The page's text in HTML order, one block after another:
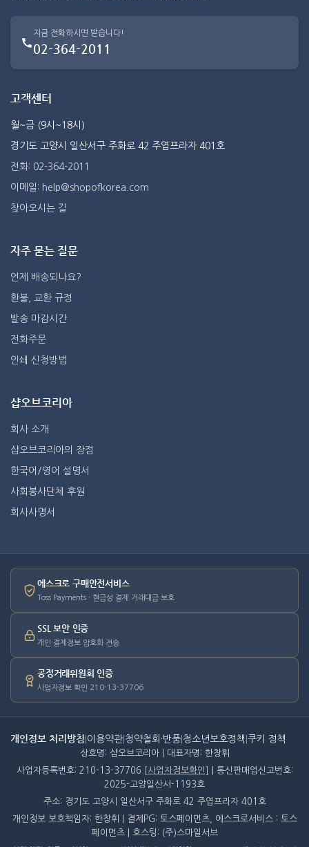
지금 전화하시면 받습니다!
02-364-2011
고객센터
월~금 (9시~18시)
경기도 고양시 일산서구 주화로 42 주엽프라자 401호
전화: 02-364-2011
이메일: help@shopofkorea.com
찾아오시는 길
자주 묻는 질문
언제 배송되나요?
환불, 교환 규정
발송 마감시간
전화주문
인쇄 신청방법
샵오브코리아
회사 소개
샵오브코리아의 장점
한국어/영어 설명서
사회봉사단체 후원
회사사명서
에스크로 구매안전서비스
Toss Payments · 현금성 결제 거래대금 보호
SSL 보안 인증
개인·결제정보 암호화 전송
공정거래위원회 인증
사업자정보 확인 210-13-37706
개인정보 처리방침 이용약관 청약철회·반품 청소년보호정책 쿠키 정책
상호명: 샵오브코리아 | 대표자명: 한창휘
사업자등록번호: 210-13-37706
[사업자정보확인]
| 통신판매업신고번호:
2025-고양일산서-1193호
주소: 경기도 고양시 일산서구 주화로 42 주엽프라자 401호
개인정보 보호책임자: 한창휘 | 결제PG: 토스페이먼츠, 에스크로서비스 : 토스
페이먼츠 | 호스팅: (주)스마일서브